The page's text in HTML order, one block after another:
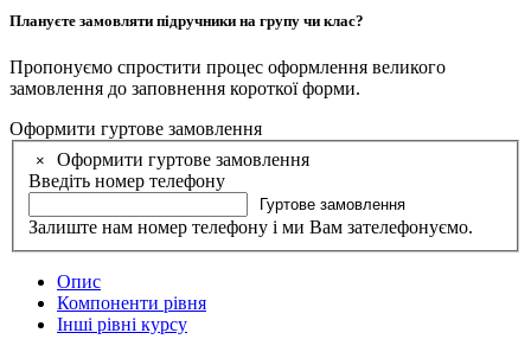
Плануєте замовляти підручники на групу чи клас?
Пропонуємо спростити процес оформлення великого
замовлення до заповнення короткої форми.
Оформити гуртове замовлення
×
Оформити гуртове замовлення
Введіть номер телефону
Гуртове замовлення
Залиште нам номер телефону і ми Вам зателефонуємо.
Опис
Компоненти рівня
Інші рівні курсу